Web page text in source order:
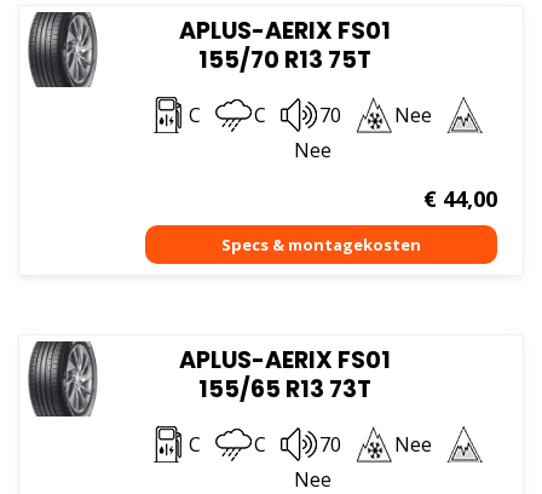
APLUS-AERIX FS01
155/70 R13 75T
C C 70
Nee
Nee
€44,00
APLUS-AERIX FS01
155/65 R13 73T
C C 70
Nee
Nee